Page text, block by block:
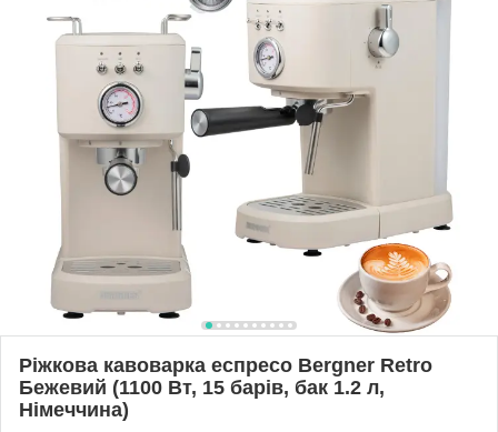
Ріжкова кавоварка еспресо Bergner Retro
Бежевий (1100 Вт, 15 барів, бак 1.2 л,
Німеччина)